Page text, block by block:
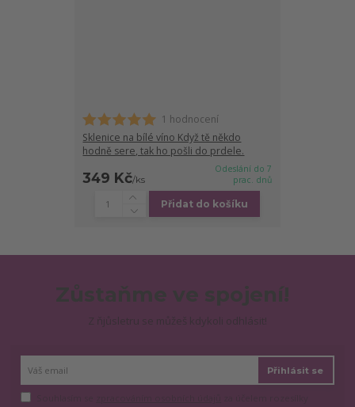
1 hodnocení
Sklenice na bílé víno Když tě někdo
hodně sere, tak ho pošli do prdele.
349 Kč/ks
Odeslání do 7
prac. dnů
Přidat do košíku
Přihlásit se